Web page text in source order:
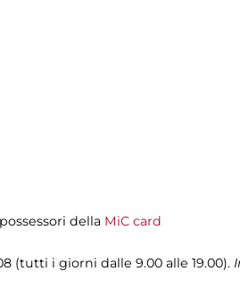
della MiC card
(tutti i giorni dalle 9.00 alle 19.00).